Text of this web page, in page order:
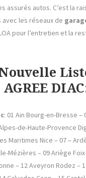
assurés autos. C’est la
les réseaux de
pour l’entretien et la
: 01 Ain Bourg-en-Bresse –
de-Haute-Provence
Maritimes Nice – 07 –
Mézières – 09 Ariège
– 12 Aveyron Rodez –